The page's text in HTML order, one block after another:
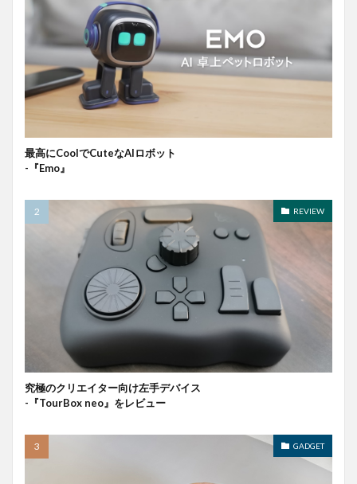
最高にCoolでCuteなAIロボット
-『Emo』
REVIEW
究極のクリエイター向け左手デバイス
-『TourBox neo』をレビュー
GADGET